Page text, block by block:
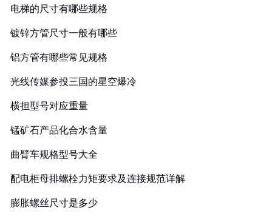
电梯的尺寸有哪些规格
镀锌方管尺寸一般有哪些
铝方管有哪些常见规格
光线传媒参投三国的星空爆冷
横担型号对应重量
锰矿石产品化合水含量
曲臂车规格型号大全
配电柜母排螺栓力矩要求及连接规范详解
膨胀螺丝尺寸是多少